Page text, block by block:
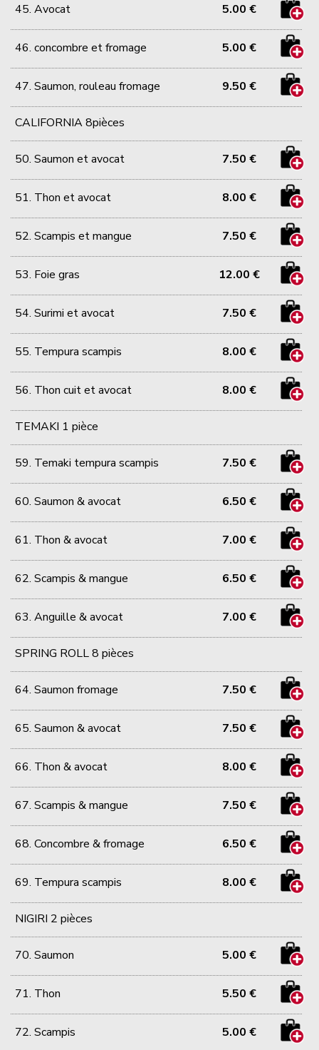
45. Avocat 5.00 €
46. concombre et fromage 5.00 €
47. Saumon, rouleau fromage 9.50 €
CALIFORNIA 8pièces
50. Saumon et avocat 7.50 €
51. Thon et avocat 8.00 €
52. Scampis et mangue 7.50 €
53. Foie gras 12.00 €
54. Surimi et avocat 7.50 €
55. Tempura scampis 8.00 €
56. Thon cuit et avocat 8.00 €
TEMAKI 1 pièce
59. Temaki tempura scampis 7.50 €
60. Saumon & avocat 6.50 €
61. Thon & avocat 7.00 €
62. Scampis & mangue 6.50 €
63. Anguille & avocat 7.00 €
SPRING ROLL 8 pièces
64. Saumon fromage 7.50 €
65. Saumon & avocat 7.50 €
66. Thon & avocat 8.00 €
67. Scampis & mangue 7.50 €
68. Concombre & fromage 6.50 €
69. Tempura scampis 8.00 €
NIGIRI 2 pièces
70. Saumon 5.00 €
71. Thon 5.50 €
72. Scampis 5.00 €